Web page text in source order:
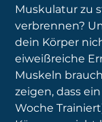
Muskulatur zu
verbrennen?
dein Körper
eiweißreiche
Muskeln
zeigen, dass
Woche